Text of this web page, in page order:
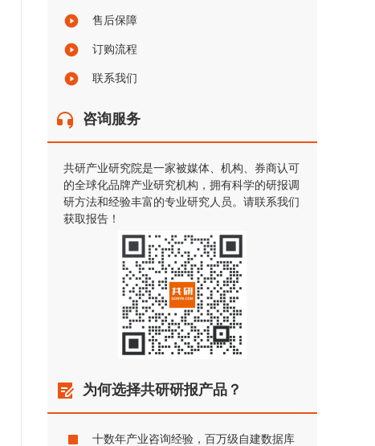
售后保障
订购流程
联系我们
咨询服务
共研产业研究院是一家被媒体、机构、券商认可
的全球化品牌产业研究机构，拥有科学的研报调
研方法和经验丰富的专业研究人员。请联系我们
获取报告！
为何选择共研研报产品？
十数年产业咨询经验，百万级自建数据库